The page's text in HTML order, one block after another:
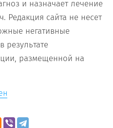
и назначает лечение
Редакция сайта не несет
негативные
результате
размещенной на